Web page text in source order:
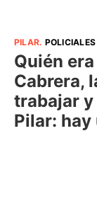
PILAR. POLICIALES
Quién
Cabrera,
trabajar y
Pilar: hay